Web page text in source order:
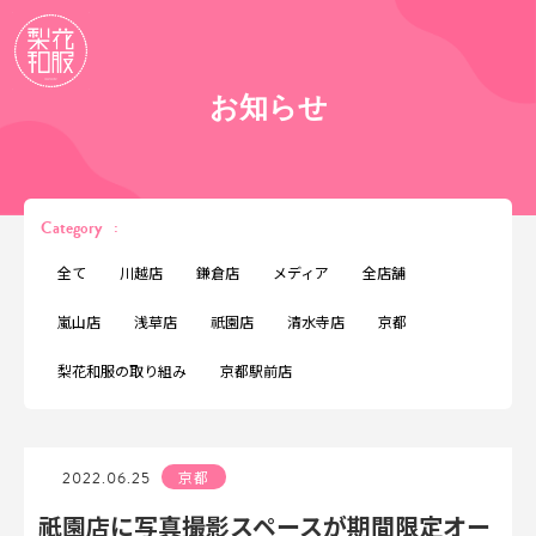
お知らせ
Category :
全て 川越店 鎌倉店 メディア 全店舗
嵐山店 浅草店 祇園店 清水寺店 京都
梨花和服の取り組み 京都駅前店
2022.06.25 京都
祇園店に写真撮影スペースが期間限定オー